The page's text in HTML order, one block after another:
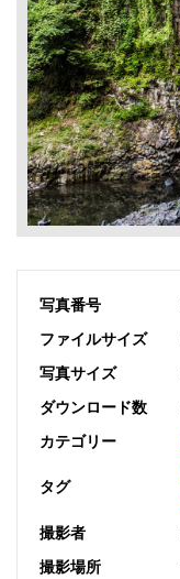
写真番号
ファイルサイズ
写真サイズ
ダウンロード数
カテゴリー
タグ
撮影者
撮影場所